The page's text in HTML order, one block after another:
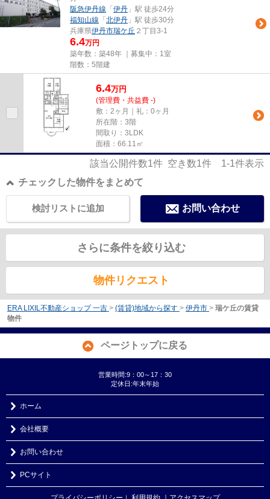
阪急伊丹線 「 伊丹 」駅 徒歩24分
福知山線 「 北伊丹 」駅 徒歩30分
兵庫県伊丹市瑞ケ丘 ２丁目3-1
6.4万円
築年数：築48年 ｜募集中： 1室
階数：5階建
6.4万円
(管理費・共益費 -)
敷：2ヶ月｜礼：0ヶ月
所在階：3階
間取り：3LDK
面積：66.11㎡
該当公開件数1件 空き数1件 1-1件表示
チェックした物件をまとめて
お問い合わせ
検討リストに追加
さらに条件を絞り込む
物件リクエスト
ERA LIXIL不動産ショップ 一吉 > (賃貸)地域から探す > 伊丹市 > 瑞ケ丘の賃貸
物件
ページトップに戻る
営業時間:9：00～17：30
定休日:年末年始
ホーム
会社概要
お問い合わせ
PCサイト